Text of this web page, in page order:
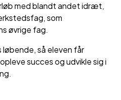
med blandt andet idræt,
som
øvrige fag.
løbende, så eleven får
succes og udvikle sig i